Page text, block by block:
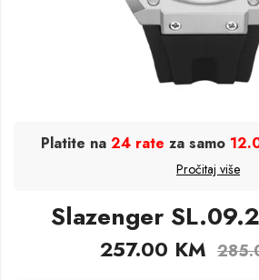
Platite na 24 rate za samo
Pročitaj više
Slazenger
257.00 KM